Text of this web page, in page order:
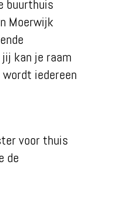
buurthuis
Moerwijk
kan je raam
iedereen
voor thuis
de